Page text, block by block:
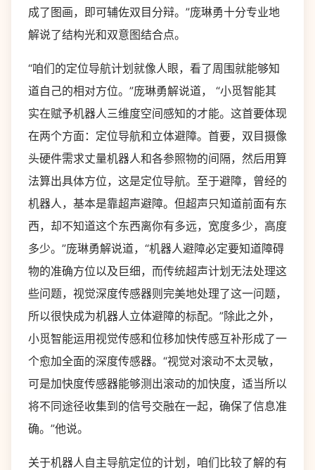
成了图画，即可辅佐双目分辩。”庞琳勇十分专业地
解说了结构光和双意图结合点。
“咱们的定位导航计划就像人眼，看了周围就能够知
道自己的相对方位。”庞琳勇解说道， “小觅智能其
实在赋予机器人三维度空间感知的才能。这首要体现
在两个方面：定位导航和立体避障。首要，双目摄像
头硬件需求丈量机器人和各参照物的间隔，然后用算
法算出具体方位，这是定位导航。至于避障，曾经的
机器人，基本是靠超声避障。但超声只知道前面有东
西，却不知道这个东西离你有多远，宽度多少，高度
多少。”庞琳勇解说道，“机器人避障必定要知道障碍
物的准确方位以及巨细，而传统超声计划无法处理这
些问题，视觉深度传感器则完美地处理了这一问题，
所以很快成为机器人立体避障的标配。”除此之外，
小觅智能运用视觉传感和位移加快传感互补形成了一
个愈加全面的深度传感器。“视觉对滚动不太灵敏，
可是加快度传感器能够测出滚动的加快度，适当所以
将不同途径收集到的信号交融在一起，确保了信息准
确。”他说。
关于机器人自主导航定位的计划，咱们比较了解的有